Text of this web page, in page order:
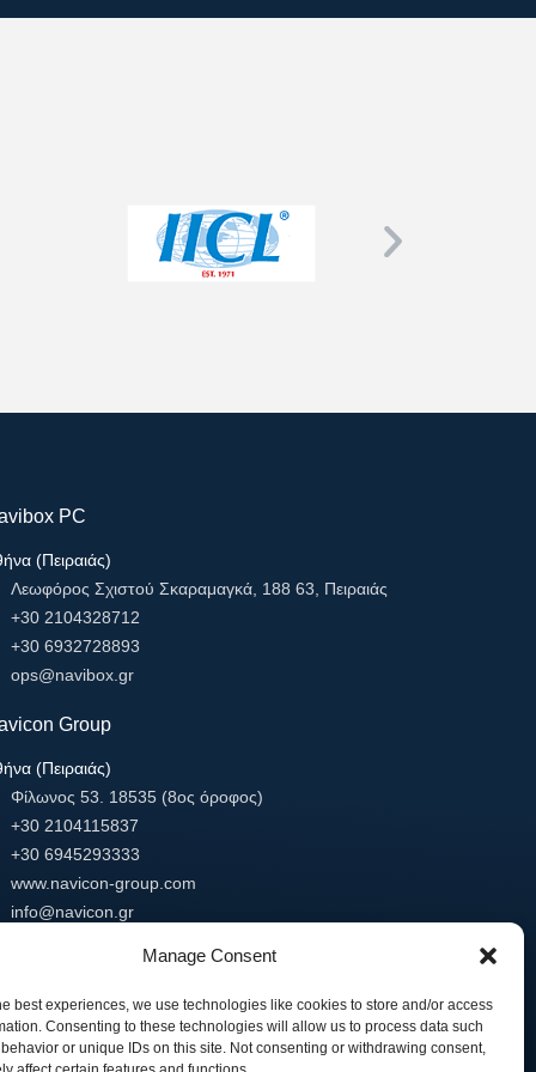
Manage Consent
best experiences, we use technologies like cookies to store and/or access
Consenting to these technologies will allow us to process data such
or unique IDs on this site. Not consenting or withdrawing consent,
PC
(Πειραιάς)
Λεωφόρος Σχιστού Σκαραμαγκά, 188 63, Πειραιάς
+30 2104328712
+30 6932728893
ops@navibox.gr
Group
(Πειραιάς)
Φίλωνος 53. 18535 (8ος όροφος)
+30 2104115837
+30 6945293333
www.navicon-group.com
info@navicon.gr
54627 Θεσσαλονίκη
+30 2318818811
+30 2318818812